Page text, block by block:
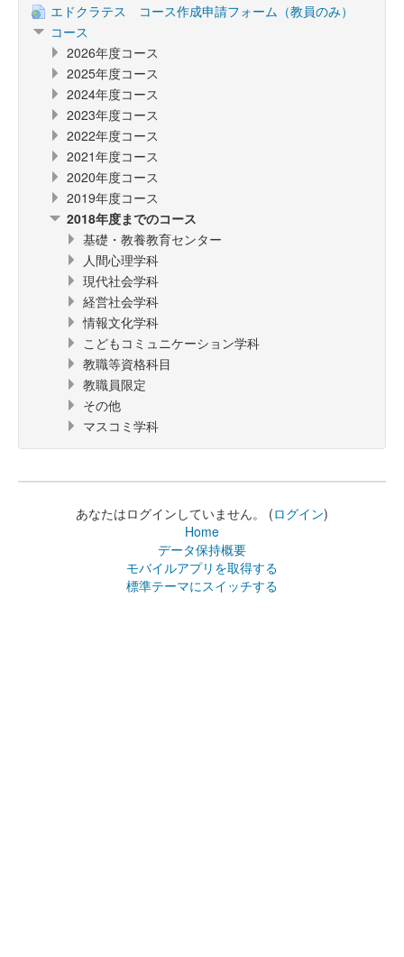
エドクラテス コース作成申請フォーム（教員のみ）
コース
2026年度コース
2025年度コース
2024年度コース
2023年度コース
2022年度コース
2021年度コース
2020年度コース
2019年度コース
2018年度までのコース
基礎・教養教育センター
人間心理学科
現代社会学科
経営社会学科
情報文化学科
こどもコミュニケーション学科
教職等資格科目
教職員限定
その他
マスコミ学科
あなたはログインしていません。 (ログイン)
Home
データ保持概要
モバイルアプリを取得する
標準テーマにスイッチする